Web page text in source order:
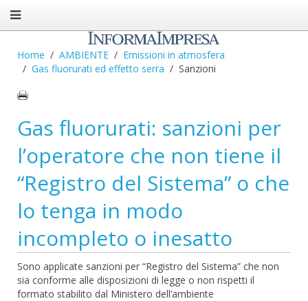
Home AMBIENTE
Emissioni in atmosfera
Gas fluorurati ed effetto serra
Sanzioni
Gas fluorurati: sanzioni per
l’operatore che non tiene il
“Registro del Sistema” o che
lo tenga in modo
incompleto o inesatto
Sono applicate sanzioni per “Registro del Sistema” che non
sia conforme alle disposizioni di legge o non rispetti il
formato stabilito dal Ministero dell’ambiente